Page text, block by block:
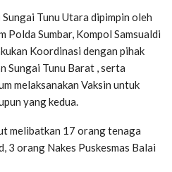
Tunu Utara dipimpin oleh
Polda Sumbar, Kompol Samsualdi
Koordinasi dengan pihak
Sungai Tunu Barat , serta
melaksanakan Vaksin untuk
yang kedua.
melibatkan 17 orang tenaga
3 orang Nakes Puskesmas Balai